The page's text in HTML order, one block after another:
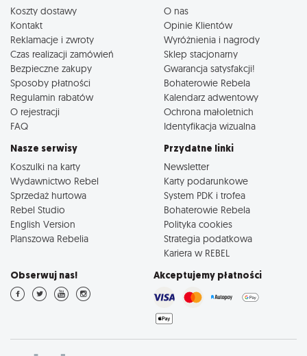
Koszty dostawy
Kontakt
Reklamacje i zwroty
Czas realizacji zamówień
Bezpieczne zakupy
Sposoby płatności
Regulamin rabatów
O rejestracji
FAQ
O nas
Opinie Klientów
Wyróżnienia i nagrody
Sklep stacjonarny
Gwarancja satysfakcji!
Bohaterowie Rebela
Kalendarz adwentowy
Ochrona małoletnich
Identyfikacja wizualna
Nasze serwisy
Koszulki na karty
Wydawnictwo Rebel
Sprzedaż hurtowa
Rebel Studio
English Version
Planszowa Rebelia
Przydatne linki
Newsletter
Karty podarunkowe
System PDK i trofea
Bohaterowie Rebela
Polityka cookies
Strategia podatkowa
Kariera w REBEL
Obserwuj nas! Akceptujemy płatności